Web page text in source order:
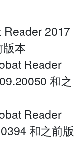
Reader 2017
本
Reader
和之
Reader
和之前版